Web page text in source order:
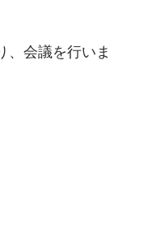
、会議を行いま